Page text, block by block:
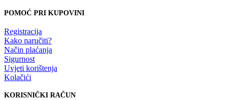
POMOĆ PRI KUPOVINI
Registracija
Kako naručiti?
Način plaćanja
Sigurnost
Uvjeti korištenja
Kolačići
KORISNIČKI RAČUN